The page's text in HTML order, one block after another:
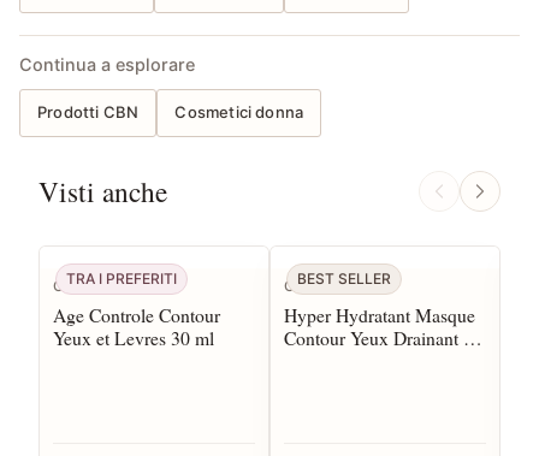
Continua a esplorare
Prodotti CBN Cosmetici donna
Visti anche
TRA I PREFERITI
CBN
Age Controle Contour
Yeux et Levres 30 ml
BEST SELLER
CBN
Hyper Hydratant Masque
Contour Yeux Drainant 30